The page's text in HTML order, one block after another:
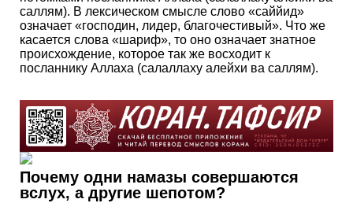
саллям). В лексическом смысле слово «саййид»
означает «господин, лидер, благочестивый». Что же
касается слова «шариф», то оно означает знатное
происхождение, которое так же восходит к
посланнику Аллаха (салаллаху алейхи ва саллям).
Почему одни намазы совершаются
вслух, а другие шепотом?